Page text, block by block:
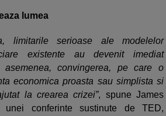
lumea
limitarile serioase ale modelelor
existente au devenit imediat
asemenea, convingerea, pe care o
economica proasta sau simplista si
la crearea crizei”, spune James
unei conferinte sustinute de TED,